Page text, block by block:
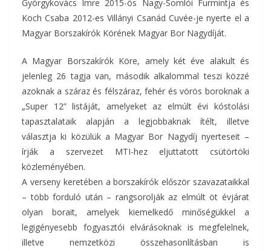
Györgykovács Imre 2015-ös Nagy-Somlói Furmintja és
Koch Csaba 2012-es Villányi Csanád Cuvée-je nyerte el a
Magyar Borszakírók Körének Magyar Bor Nagydíját.
A Magyar Borszakírók Köre, amely két éve alakult és
jelenleg 26 tagja van, második alkalommal teszi közzé
azoknak a száraz és félszáraz, fehér és vörös boroknak a
„Super 12” listáját, amelyeket az elmúlt évi kóstolási
tapasztalataik alapján a legjobbaknak ítélt, illetve
választja ki közülük a Magyar Bor Nagydíj nyerteseit –
írják a szervezet MTI-hez eljuttatott csütörtöki
közleményében.
A verseny keretében a borszakírók először szavazataikkal
– több forduló után – rangsorolják az elmúlt öt évjárat
olyan borait, amelyek kiemelkedő minőségükkel a
legigényesebb fogyasztói elvárásoknak is megfelelnek,
illetve nemzetközi összehasonlításban is